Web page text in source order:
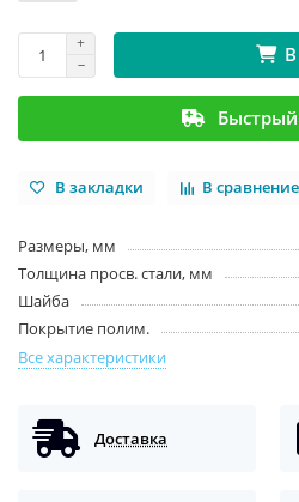
В закладки В сравнение
Размеры, мм
Толщина просв. стали, мм
Шайба
Покрытие полим.
Все характеристики
Доставка